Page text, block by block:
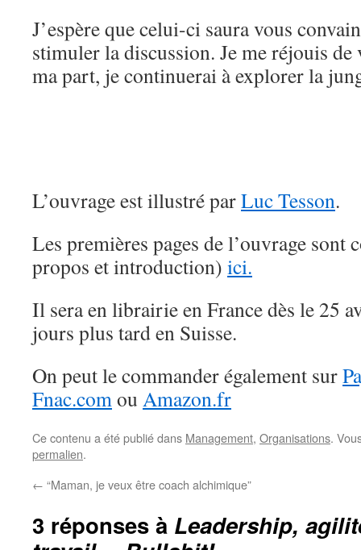
J’espère que celui-ci saura vous
stimuler la discussion. Je me réjouis de
ma part, je continuerai à explorer la
L’ouvrage est illustré parLuc Tesson.
Les premières pages de l’ouvrage sont
propos et introduction) ici.
Il sera en librairie en France dès le 25
jours plus tard en Suisse.
On peut le commander également sur
Fnac.comou Amazon.fr
Ce contenu a été publié dans Management, Organisations.
permalien.
← “Maman, je veux être coach alchimique”
3 réponses à Leadership,